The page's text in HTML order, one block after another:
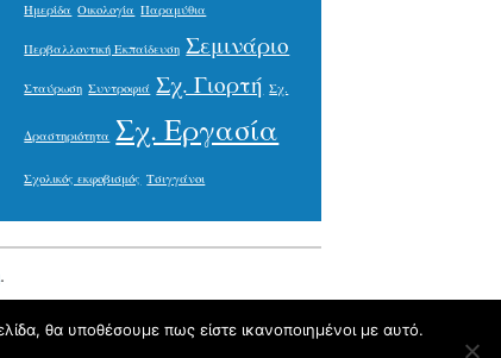
Ημερίδα Οικολογία Παραμύθια
Περβαλλοντική Εκπαίδευση Σεμινάριο
Σταύρωση Συντροφιά Σχ. Γιορτή Σχ.
Δραστηριότητα Σχ. Εργασία
Σχολικός εκφοβισμός Τσιγγάνοι
.
θα υποθέσουμε πως είστε ικανοποιημένοι με αυτό.